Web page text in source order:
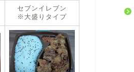
セブンイレブン
※大盛りタイプ